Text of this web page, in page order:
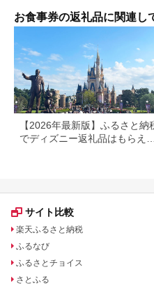
お食事券の返礼品に関連し
【2026年最新版】ふるさと納
でディズニー返礼品はもらえ
サイト比較
楽天ふるさと納税
ふるなび
ふるさとチョイス
さとふる